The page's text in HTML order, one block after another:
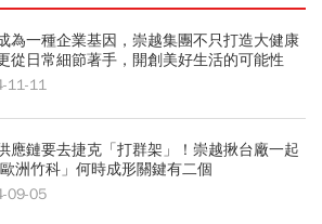
為一種企業基因，崇越集團不只打造大健康
從日常細節著手，開創美好生活的可能性
11-11
應鏈要去捷克「打群架」！崇越揪台廠一起
洲竹科」何時成形關鍵有二個
09-05